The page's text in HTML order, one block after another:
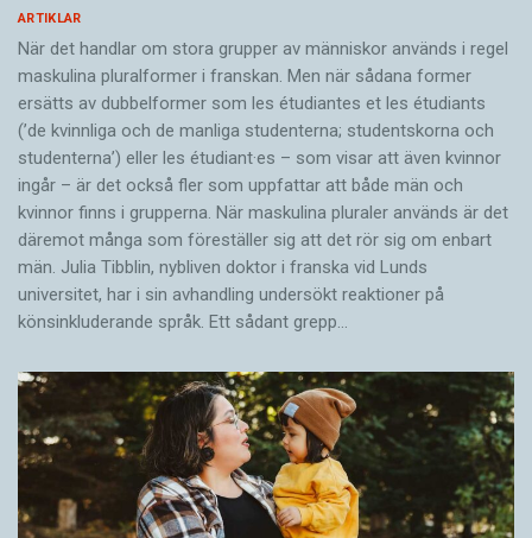
ARTIKLAR
När det handlar om stora grupper av människor används i regel
maskulina pluralformer i franskan. Men när sådana ­former
ersätts av dubbel­former som les étudiantes et les étudiants
(’de kvinnliga och de manliga studenterna; studentskorna och
studenterna’) eller les étudiant·es – som visar att även kvinnor
ingår – är det också fler som uppfattar att både män och
kvinnor finns i grupperna. När maskulina pluraler används är det
där­emot många som föreställer sig att det rör sig om enbart
män. Julia Tibblin, nybliven doktor i franska vid Lunds
universitet, har i sin avhandling undersökt reaktioner på
könsinkluderande språk. Ett sådant grepp…